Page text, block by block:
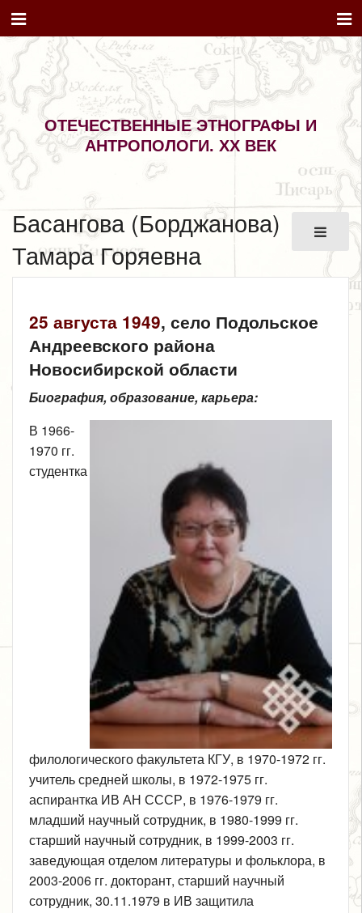
ОТЕЧЕСТВЕННЫЕ ЭТНОГРАФЫ И
АНТРОПОЛОГИ. XX ВЕК
Басангова (Борджанова)
Тамара Горяевна
25 августа 1949, село Подольское
Андреевского района
Новосибирской области
Биография, образование, карьера:
В 1966-
1970 гг.
студентка
филологического факультета КГУ, в 1970-1972 гг.
учитель средней школы, в 1972-1975 гг.
аспирантка ИВ АН СССР, в 1976-1979 гг.
младший научный сотрудник, в 1980-1999 гг.
старший научный сотрудник, в 1999-2003 гг.
заведующая отделом литературы и фольклора, в
2003-2006 гг. докторант, старший научный
сотрудник, 30.11.1979 в ИВ защитила